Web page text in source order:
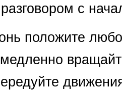
с
положите